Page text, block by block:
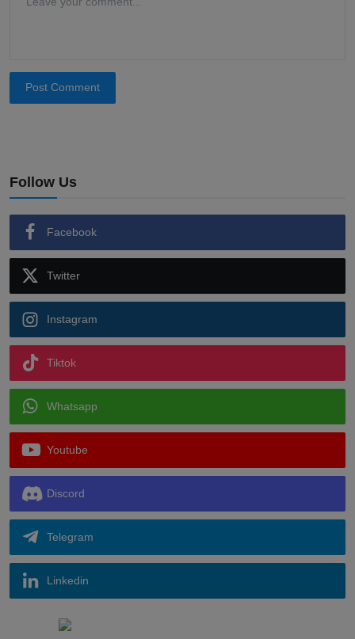
Post Comment
Follow Us
Facebook
Twitter
Instagram
Tiktok
Whatsapp
Youtube
Discord
Telegram
Linkedin